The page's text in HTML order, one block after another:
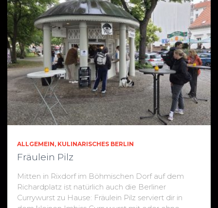
ALLGEMEIN KULINARISCHES BERLIN
Fräulein Pilz
Mitten in Rixdorf im Böhmischen Dorf auf dem
Richardplatz ist natürlich auch die Berliner
Currywurst zu Hause: Fräulein Pilz serviert dir in